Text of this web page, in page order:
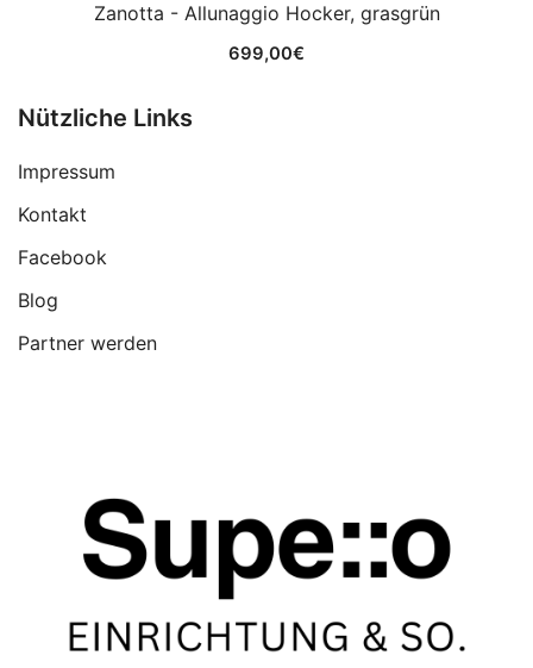
Zanotta - Allunaggio Hocker, grasgrün
699,00€
Nützliche Links
Impressum
Kontakt
Facebook
Blog
Partner werden